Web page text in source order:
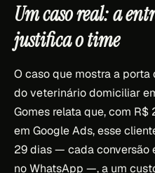
Um caso real: a
justifica o time
O caso que mostra a
do veterinário domiciliar
Gomes relata que, com
em Google Ads, esse
29 dias — cada conversão
no WhatsApp —, a um